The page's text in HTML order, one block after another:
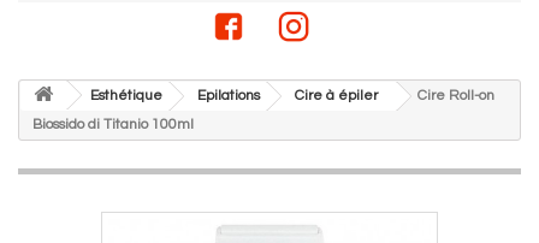
Esthétique Epilations Cire à épiler
Cire Roll-on
Biossido di Titanio 100ml